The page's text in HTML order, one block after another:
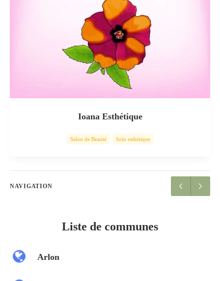
Ioana Esthétique
Salon de Beauté Soin esthétique
NAVIGATION
Liste de communes
Arlon